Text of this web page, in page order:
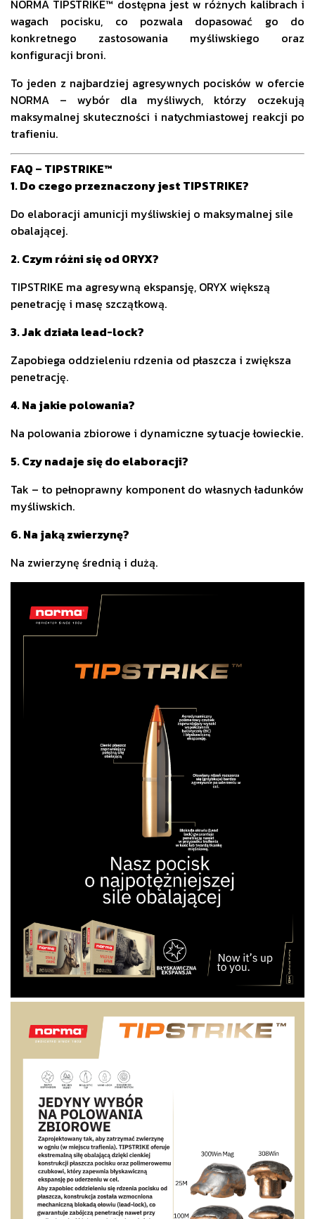
NORMA TIPSTRIKE™ dostępna jest w różnych kalibrach i
wagach pocisku, co pozwala dopasować go do
konkretnego zastosowania myśliwskiego oraz
konfiguracji broni.
To jeden z najbardziej agresywnych pocisków w ofercie
NORMA – wybór dla myśliwych, którzy oczekują
maksymalnej skuteczności i natychmiastowej reakcji po
trafieniu.
FAQ – TIPSTRIKE™
1. Do czego przeznaczony jest TIPSTRIKE?
Do elaboracji amunicji myśliwskiej o maksymalnej sile
obalającej.
2. Czym różni się od ORYX?
TIPSTRIKE ma agresywną ekspansję, ORYX większą
penetrację i masę szczątkową.
3. Jak działa lead-lock?
Zapobiega oddzieleniu rdzenia od płaszcza i zwiększa
penetrację.
4. Na jakie polowania?
Na polowania zbiorowe i dynamiczne sytuacje łowieckie.
5. Czy nadaje się do elaboracji?
Tak – to pełnoprawny komponent do własnych ładunków
myśliwskich.
6. Na jaką zwierzynę?
Na zwierzynę średnią i dużą.